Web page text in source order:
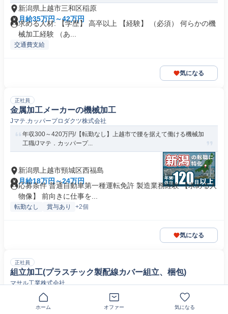
新潟県上越市三和区稲原
月給35万円～42万円
求める人材: 【学歴】 高卒以上 【経験】 （必須） 何らかの機
械加工経験 （あ...
交通費支給
気になる
正社員
金属加工メーカーの機械加工
Jマテ.カッパープロダクツ株式会社
年収300～420万円/【転勤なし】上越市で腰を据えて働ける機械加
工職/Jマテ．カッパープ...
新潟県上越市頸城区西福島
月給18万円～24万円
応募条件 普通自動車第一種運転免許 製造業務経験 【求める人
物像】 前向きに仕事を...
転勤なし 賞与あり +2個
気になる
正社員
組立加工(プラスチック製配線カバー組立、梱包)
マサル工業株式会社
転勤なし／土日休み／第二新卒OK／20代活躍／平均残業時間5ｈ
以下／未経験可
ホーム オファー 気になる